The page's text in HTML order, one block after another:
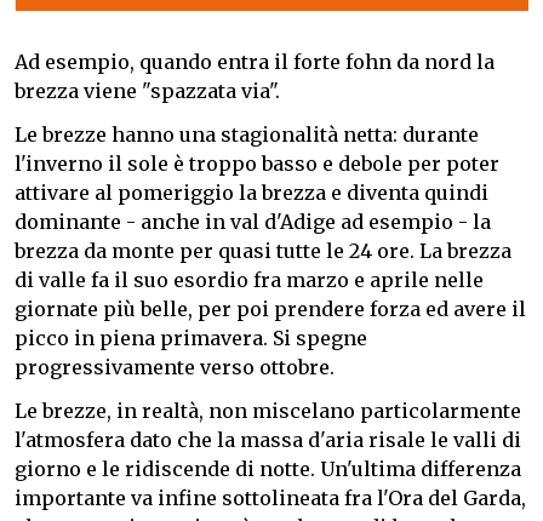
Ad esempio, quando entra il forte fohn da nord la
brezza viene "spazzata via".
Le brezze hanno una stagionalità netta: durante
l'inverno il sole è troppo basso e debole per poter
attivare al pomeriggio la brezza e diventa quindi
dominante - anche in val d'Adige ad esempio - la
brezza da monte per quasi tutte le 24 ore. La brezza
di valle fa il suo esordio fra marzo e aprile nelle
giornate più belle, per poi prendere forza ed avere il
picco in piena primavera. Si spegne
progressivamente verso ottobre.
Le brezze, in realtà, non miscelano particolarmente
l'atmosfera dato che la massa d'aria risale le valli di
giorno e le ridiscende di notte. Un'ultima differenza
importante va infine sottolineata fra l'Ora del Garda,